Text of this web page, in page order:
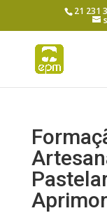
21 231